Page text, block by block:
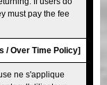
must pay the fee
/ Over Time Policy]
ne s'applique